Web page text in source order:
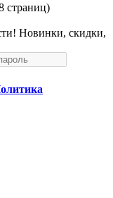
страниц)
Новинки, скидки,